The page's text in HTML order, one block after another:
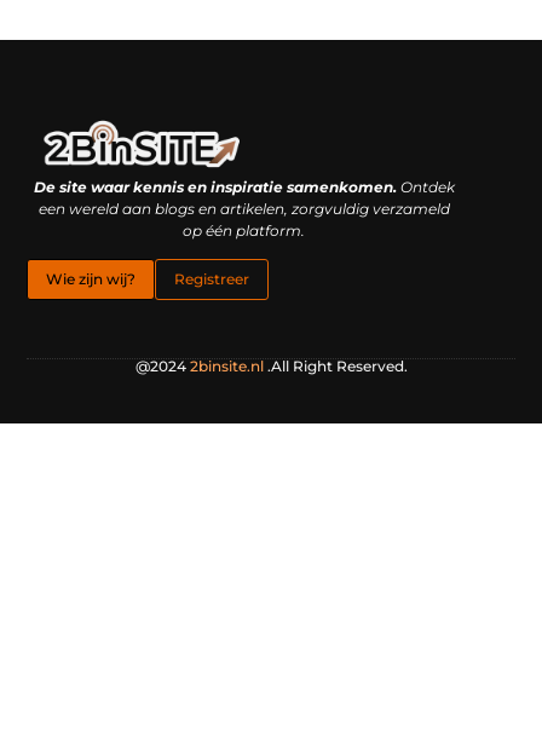
De site waar kennis en inspiratie samenkomen.Ontdek
een wereld aan blogs en artikelen, zorgvuldig verzameld
op één platform.
Wie zijn wij? Registreer
@2024 2binsite.nl.All Right Reserved.